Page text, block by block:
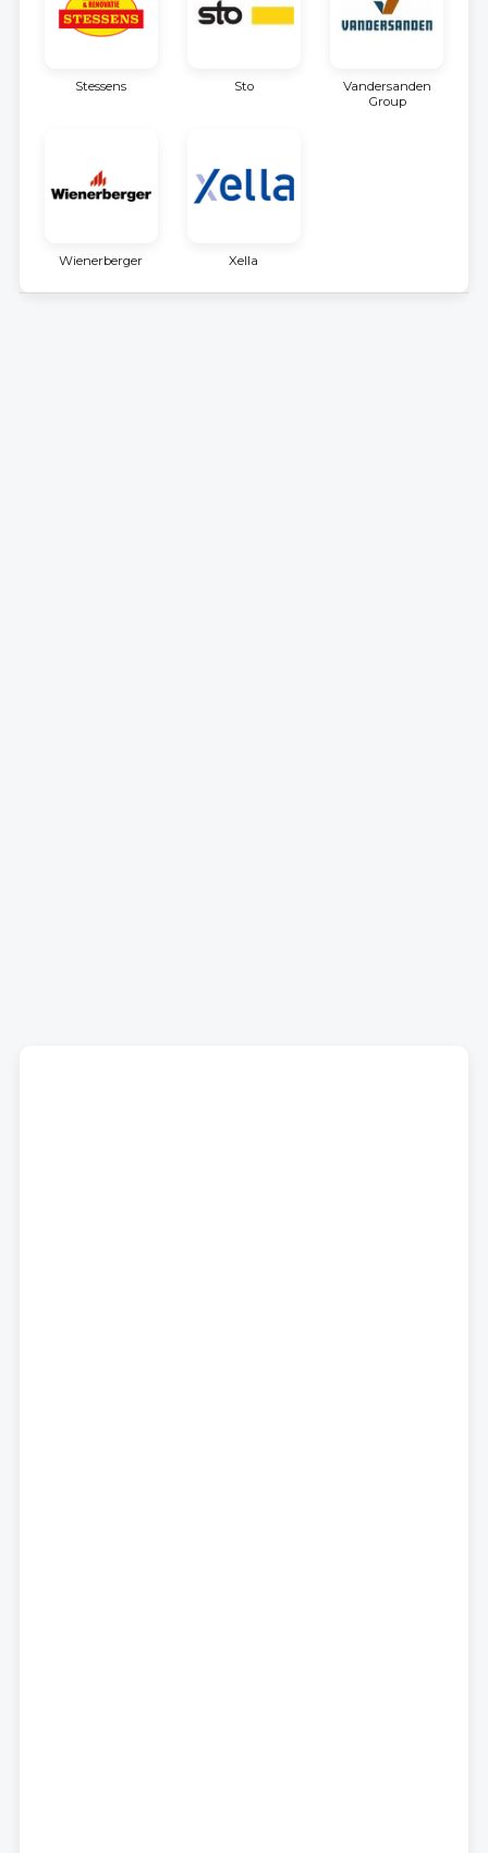
Stessens Sto
Vandersanden
Group
Wienerberger Xella